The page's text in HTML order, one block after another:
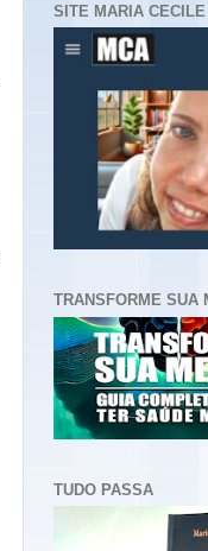
SITE MARIA
TRANSFORME SUA
TUDO PASSA